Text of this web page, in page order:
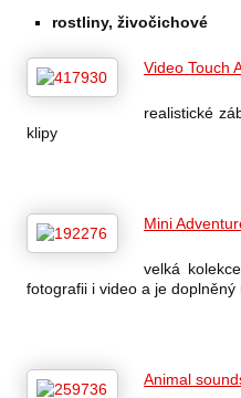
rostliny, živočichové
Video Touch
realistické
klipy
Mini
velká
fotografii i video a je
Animal